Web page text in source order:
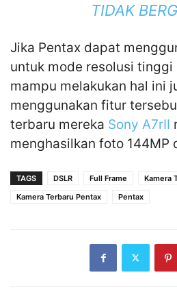
TIDAK
Jika Pentax dapat
untuk mode resolusi
mampu melakukan hal ini
menggunakan fitur
terbaru mereka Sony A7rII
menghasilkan foto 144MP
TAGS DSLR Full Frame
Kamera
Kamera Terbaru Pentax
Pentax